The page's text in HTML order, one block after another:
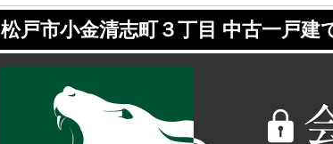
松戸市小金清志町３丁目 中古一戸建